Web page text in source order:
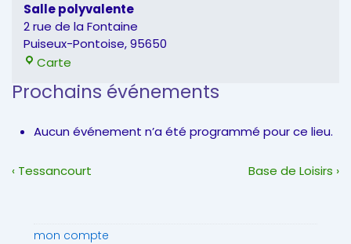
Salle polyvalente
2 rue de la Fontaine
Puiseux-Pontoise,95650
Carte
Prochains événements
Aucun événement n’a été programmé pour ce lieu.
Navigation
Previous
‹ Tessancourt
Next
Base de Loisirs ›
mon compte